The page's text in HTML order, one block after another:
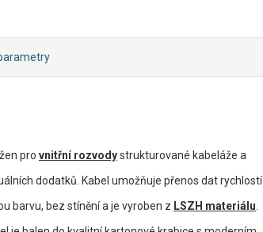
pro vnitřní rozvodystrukturované kabeláže a
dodatků. Kabel umožňuje přenos dat rychlostí
barvu, bez stínění a je vyroben z LSZH materiálu